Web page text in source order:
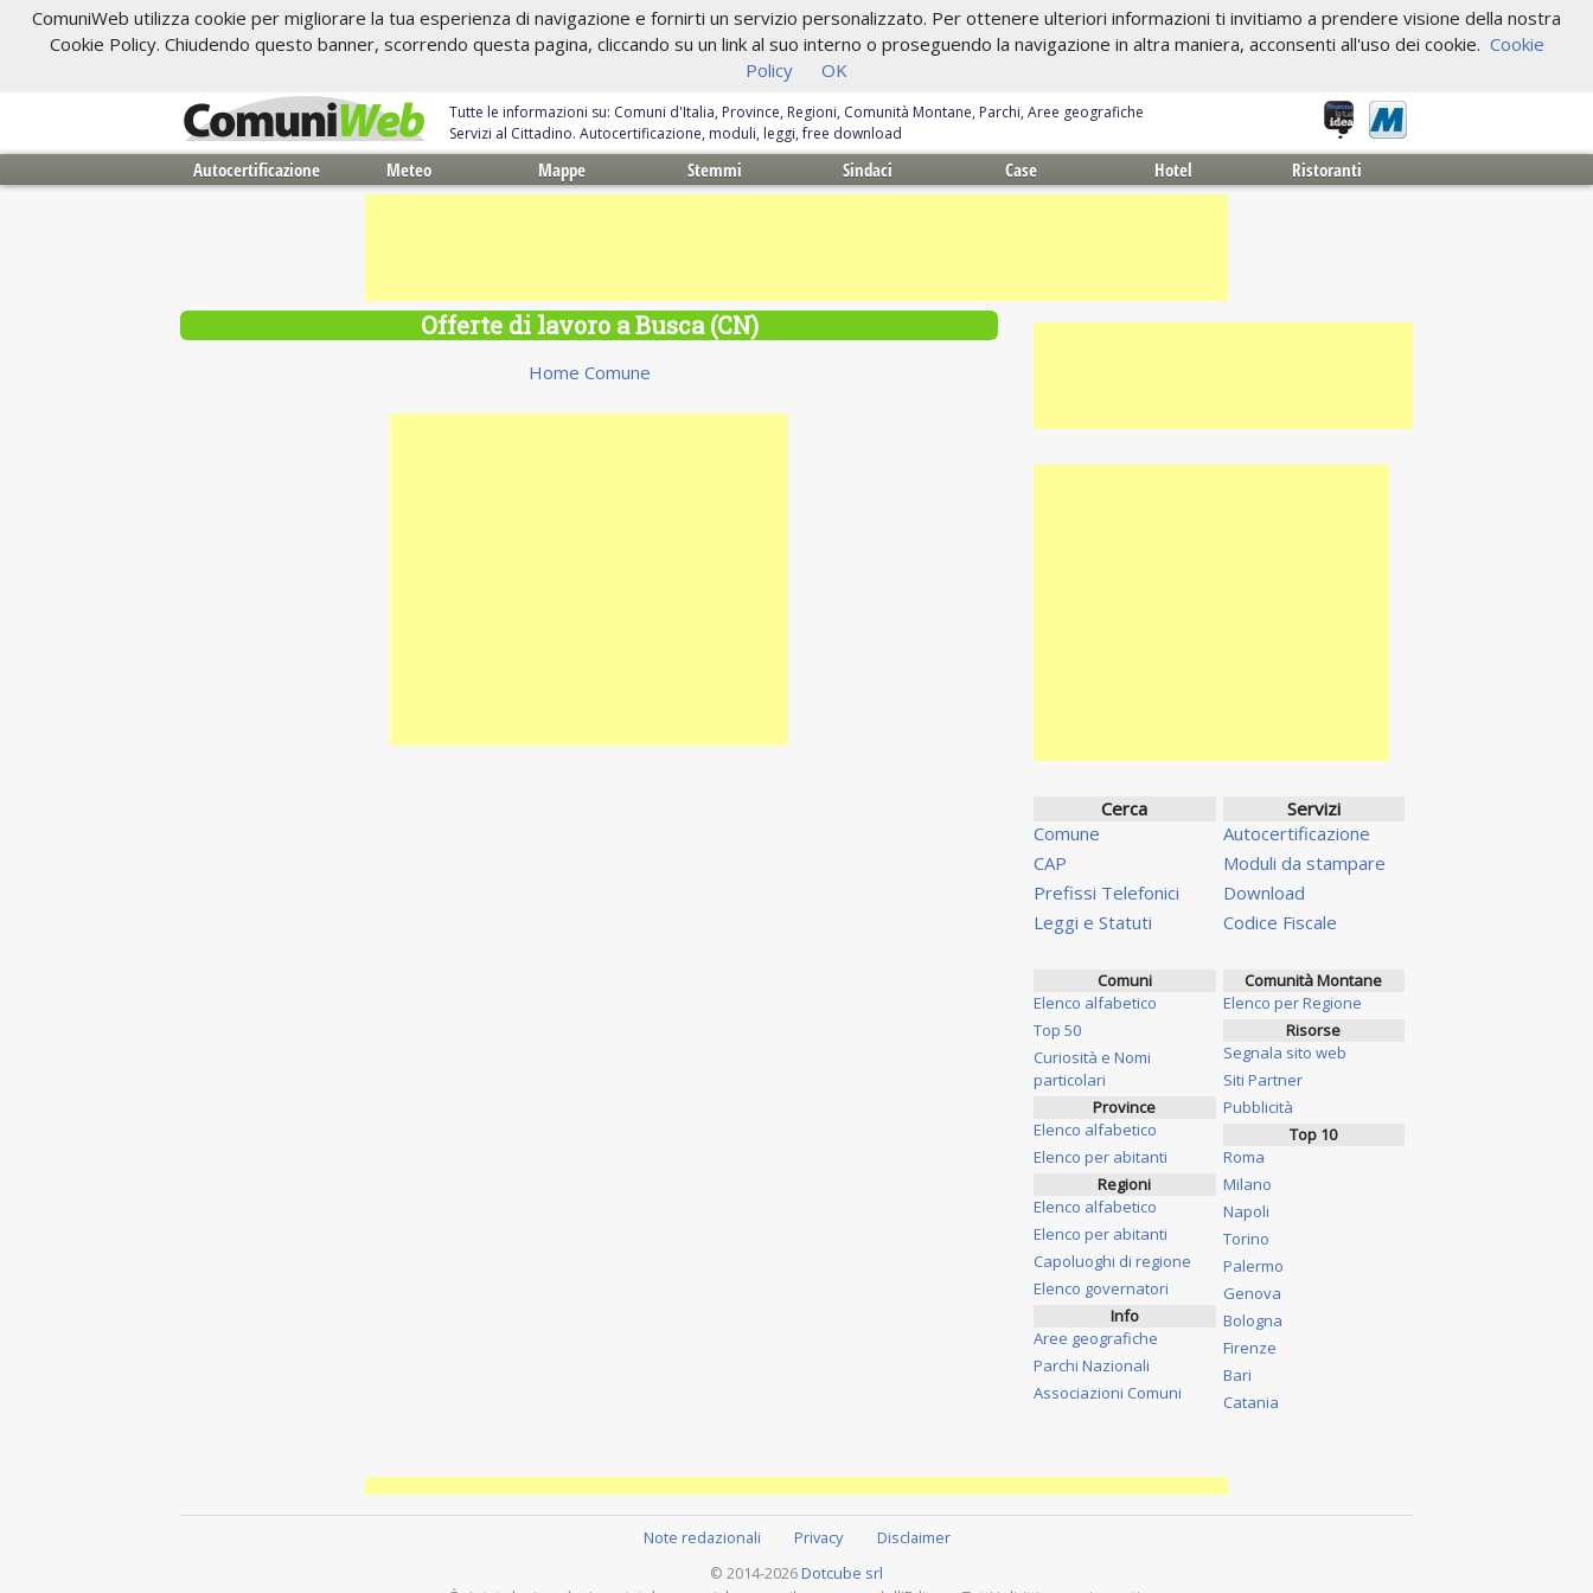
ComuniWeb utilizza cookie per migliorare la tua esperienza di navigazione e fornirti un servizio personalizzato. Per ottenere ulteriori informazioni ti invitiamo a prendere visione della nostra
Cookie Policy. Chiudendo questo banner, scorrendo questa pagina, cliccando su un link al suo interno o proseguendo la navigazione in altra maniera, acconsenti all'uso dei cookie. Cookie
Policy
OK
Tutte le informazioni su: Comuni d'Italia, Province, Regioni, Comunità Montane, Parchi, Aree geografiche
Servizi al Cittadino. Autocertificazione, moduli, leggi, free download
Autocertificazione Meteo Mappe Stemmi Sindaci Case Hotel Ristoranti
Offerte di lavoro a Busca (CN)
Home Comune
Cerca
Comune
CAP
Prefissi Telefonici
Leggi e Statuti
Servizi
Autocertificazione
Moduli da stampare
Download
Codice Fiscale
Comuni
Elenco alfabetico
Top 50
Curiosità e Nomi
particolari
Province
Elenco alfabetico
Elenco per abitanti
Regioni
Elenco alfabetico
Elenco per abitanti
Capoluoghi di regione
Elenco governatori
Info
Aree geografiche
Parchi Nazionali
Associazioni Comuni
Comunità Montane
Elenco per Regione
Risorse
Segnala sito web
Siti Partner
Pubblicità
Top 10
Roma
Milano
Napoli
Torino
Palermo
Genova
Bologna
Firenze
Bari
Catania
Note redazionali Privacy
Disclaimer
© 2014-2026 Dotcube srl